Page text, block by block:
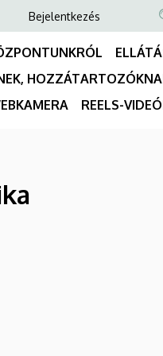
Anonim
Felhasználói
fiók
menüje
Bejelentkezés
REELS-